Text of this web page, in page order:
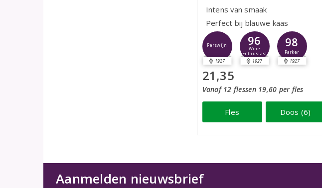
Intens van smaak
Perfect bij blauwe kaas
Perswijn
1927
96
Wine
Enthusiast
1927
98
Parker
1927
21,35
Vanaf 12 flessen 19,60 per fles
Fles Doos (6)
Aanmelden nieuwsbrief